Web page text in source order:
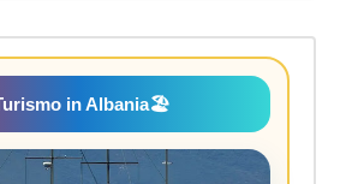
dettagli sull'omicidio
italiano Edoardo
a Tepelena